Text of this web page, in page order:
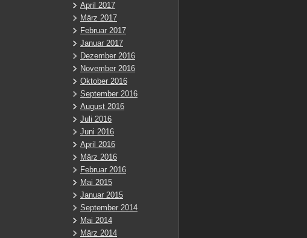
April 2017
März 2017
Februar 2017
Januar 2017
Dezember 2016
November 2016
Oktober 2016
September 2016
August 2016
Juli 2016
Juni 2016
April 2016
März 2016
Februar 2016
Mai 2015
Januar 2015
September 2014
Mai 2014
März 2014